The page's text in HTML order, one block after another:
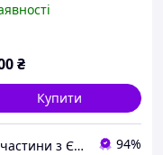
₴
Купити
Запчастини з Європи і США 94%